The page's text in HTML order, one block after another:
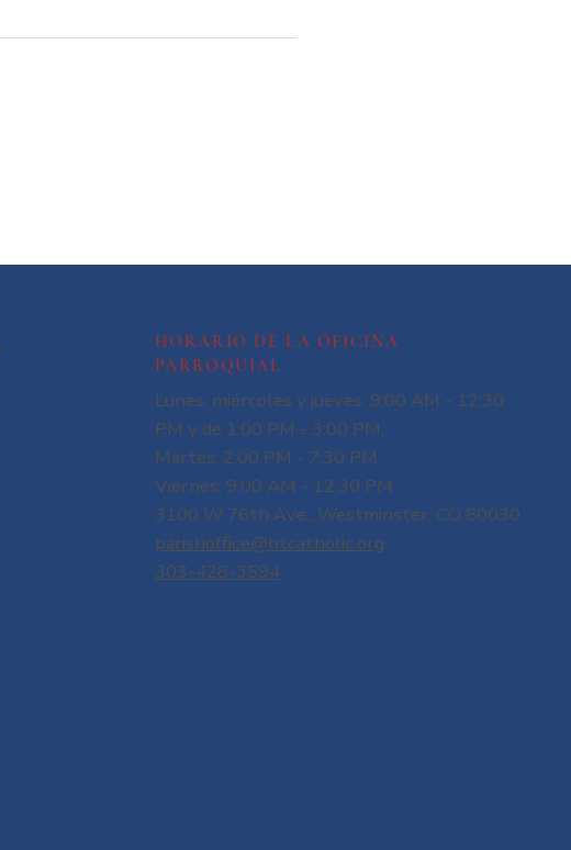
HORARIO DE LA OFICINA
PARROQUIAL
Lunes, miércoles y jueves: 9:00 AM - 12:30
PM y de 1:00 PM - 3:00 PM.
Martes: 2:00 PM - 7:30 PM
Viernes: 9:00 AM - 12:30 PM
3100 W 76th Ave., Westminster, CO 80030
parishoffice@htcatholic.org
303-428-3594